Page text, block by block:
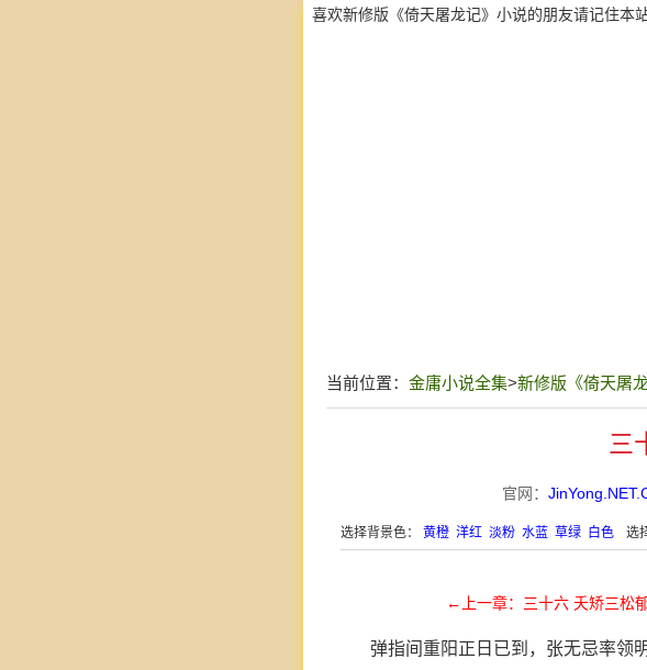
喜欢新修版《倚天屠龙记》小说的朋友请记住本站
当前位置： 金庸小说全集>新修版《倚天屠
三
官网：
选择背景色： 黄橙 洋红 淡粉 水蓝 草绿 白色 选
←上一章：三十六 夭矫三松
弹指间重阳正日已到，张无忌率领